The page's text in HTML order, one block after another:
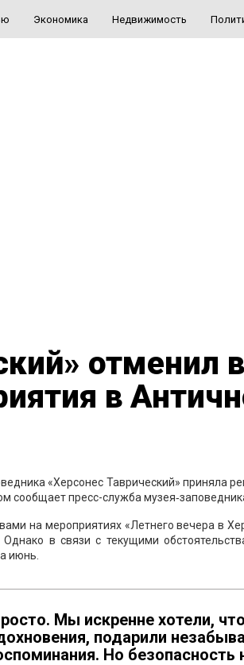
Экономика Недвижимость
отменил
в
«Херсонес Таврический» приняла
сообщает пресс-служба
на мероприятиях «Летнего вечера в
в связи с текущими
июнь.
Мы искренне хотели,
подарили
Но безопасность